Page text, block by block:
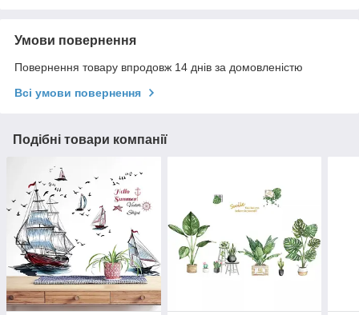
Умови повернення
Повернення товару впродовж 14 днів за домовленістю
Всі умови повернення
Подібні товари компанії